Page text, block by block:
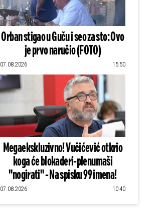
Orban stigao u Guču i seo za sto: Ovo
je prvo naručio (FOTO)
07.08.2026 15:50
Megaekskluzivno! Vučićević otkrio
koga će blokaderi-plenumaši
"nogirati" - Na spisku 99 imena!
07.08.2026 10:40